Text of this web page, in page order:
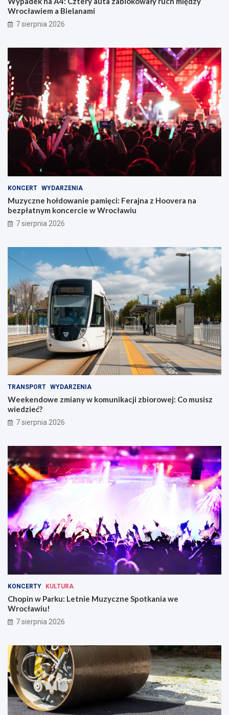
Wrocławiem a Bielanami
7 sierpnia 2026
KONCERT WYDARZENIA
Muzyczne hołdowanie pamięci: Ferajna z Hoovera na
bezpłatnym koncercie w Wrocławiu
7 sierpnia 2026
TRANSPORT WYDARZENIA
Weekendowe zmiany w komunikacji zbiorowej: Co musisz
wiedzieć?
7 sierpnia 2026
KONCERTY KULTURA
Chopin w Parku: Letnie Muzyczne Spotkania we
Wrocławiu!
7 sierpnia 2026